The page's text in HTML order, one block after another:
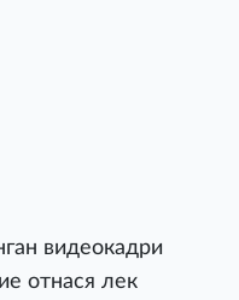
видеокадри
отнася лек